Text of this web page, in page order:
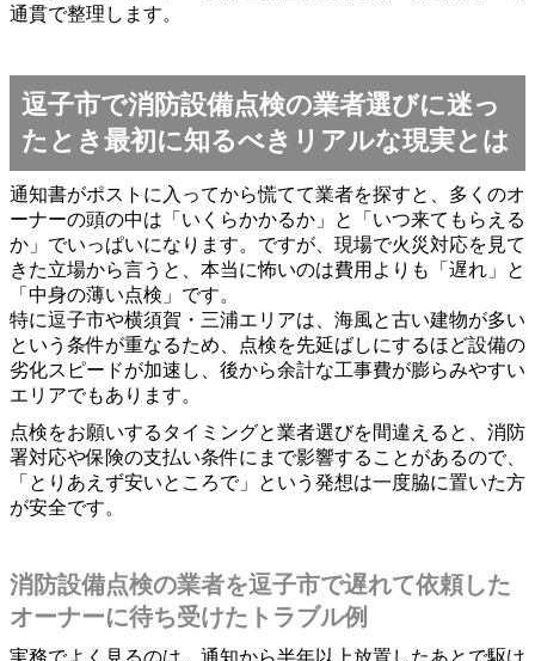
通貫で整理します。
逗子市で消防設備点検の業者選びに迷っ
たとき最初に知るべきリアルな現実とは
通知書がポストに入ってから慌てて業者を探すと、多くのオ
ーナーの頭の中は「いくらかかるか」と「いつ来てもらえる
か」でいっぱいになります。ですが、現場で火災対応を見て
きた立場から言うと、本当に怖いのは費用よりも「遅れ」と
「中身の薄い点検」です。
特に逗子市や横須賀・三浦エリアは、海風と古い建物が多い
という条件が重なるため、点検を先延ばしにするほど設備の
劣化スピードが加速し、後から余計な工事費が膨らみやすい
エリアでもあります。
点検をお願いするタイミングと業者選びを間違えると、消防
署対応や保険の支払い条件にまで影響することがあるので、
「とりあえず安いところで」という発想は一度脇に置いた方
が安全です。
消防設備点検の業者を逗子市で遅れて依頼した
オーナーに待ち受けたトラブル例
実務でよく見るのは、通知から半年以上放置したあとで駆け